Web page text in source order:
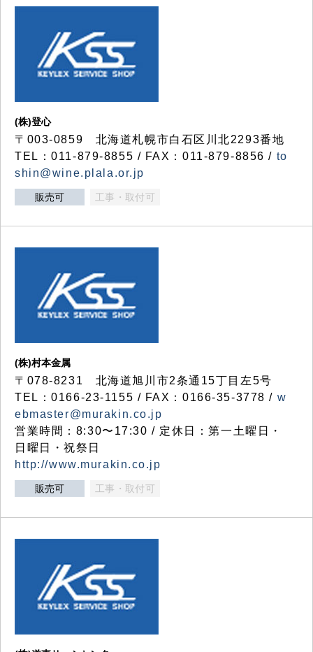
(株)登心
〒003-0859 北海道札幌市白石区川北2293番地
TEL：011-879-8855 / FAX：011-879-8856 / to
shin@wine.plala.or.jp
販売可 工事・取付可
(株)村本金属
〒078-8231 北海道旭川市2条通15丁目左5号
TEL：0166-23-1155 / FAX：0166-35-3778 / w
ebmaster@murakin.co.jp
営業時間：8:30〜17:30 / 定休日：第一土曜日・
日曜日・祝祭日
http://www.murakin.co.jp
販売可 工事・取付可